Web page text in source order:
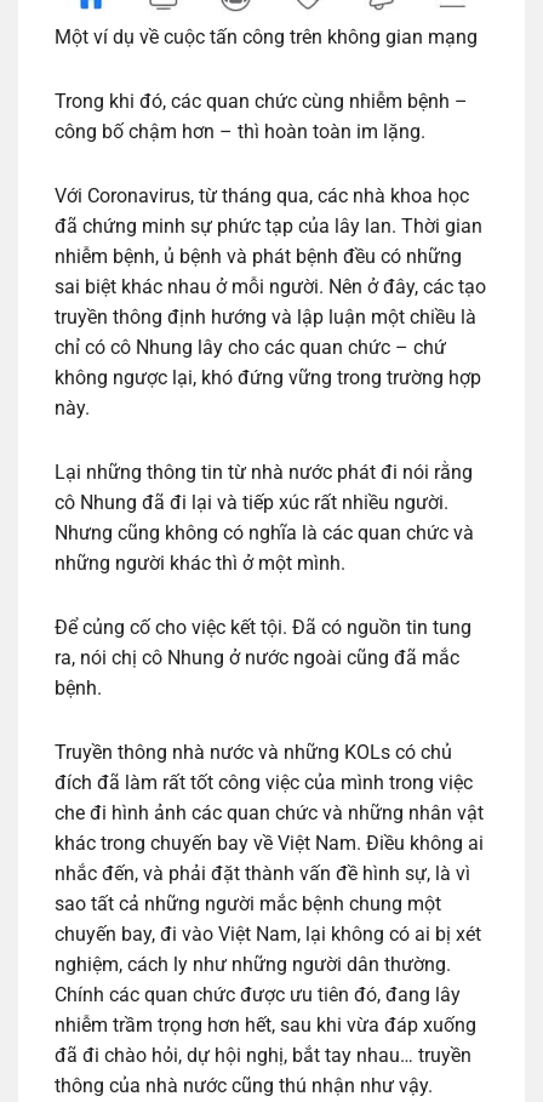
Một ví dụ về cuộc tấn công trên không gian mạng
Trong khi đó, các quan chức cùng nhiễm bệnh –
công bố chậm hơn – thì hoàn toàn im lặng.
Với Coronavirus, từ tháng qua, các nhà khoa học
đã chứng minh sự phức tạp của lây lan. Thời gian
nhiễm bệnh, ủ bệnh và phát bệnh đều có những
sai biệt khác nhau ở mỗi người. Nên ở đây, các tạo
truyền thông định hướng và lập luận một chiều là
chỉ có cô Nhung lây cho các quan chức – chứ
không ngược lại, khó đứng vững trong trường hợp
này.
Lại những thông tin từ nhà nước phát đi nói rằng
cô Nhung đã đi lại và tiếp xúc rất nhiều người.
Nhưng cũng không có nghĩa là các quan chức và
những người khác thì ở một mình.
Để củng cố cho việc kết tội. Đã có nguồn tin tung
ra, nói chị cô Nhung ở nước ngoài cũng đã mắc
bệnh.
Truyền thông nhà nước và những KOLs có chủ
đích đã làm rất tốt công việc của mình trong việc
che đi hình ảnh các quan chức và những nhân vật
khác trong chuyến bay về Việt Nam. Điều không ai
nhắc đến, và phải đặt thành vấn đề hình sự, là vì
sao tất cả những người mắc bệnh chung một
chuyến bay, đi vào Việt Nam, lại không có ai bị xét
nghiệm, cách ly như những người dân thường.
Chính các quan chức được ưu tiên đó, đang lây
nhiễm trầm trọng hơn hết, sau khi vừa đáp xuống
đã đi chào hỏi, dự hội nghị, bắt tay nhau… truyền
thông của nhà nước cũng thú nhận như vậy.